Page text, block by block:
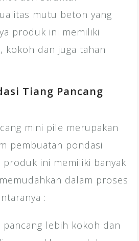
mutu beton yang
produk ini memiliki
kokoh dan juga tahan
Tiang Pancang
mini pile merupakan
pembuatan pondasi
produk ini memiliki banyak
dalam proses
:
pancang lebih kokoh dan